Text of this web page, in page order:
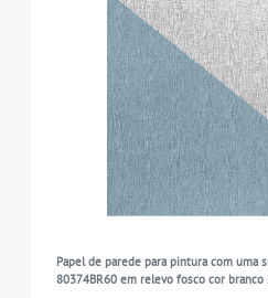
Papel de parede para pintura com uma
80374BR60 em relevo fosco cor branco